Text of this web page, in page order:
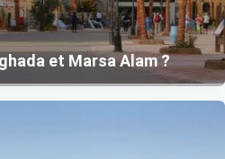
et Marsa Alam ?